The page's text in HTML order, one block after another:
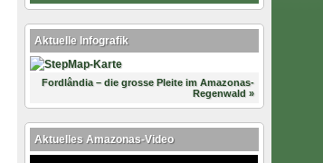
Aktuelle Infografik
Fordlândia – die grosse Pleite im Amazonas-
Regenwald »
Aktuelles Amazonas-Video